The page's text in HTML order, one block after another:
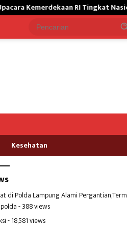
Nasional Satgas
Kesehatan
di Polda Lampung Alami
- 388 views
- 18,581 views